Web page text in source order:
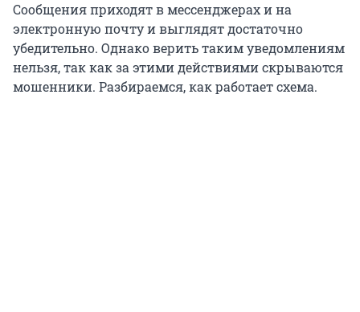
Сообщения приходят в мессенджерах и на
электронную почту и выглядят достаточно
убедительно. Однако верить таким уведомлениям
нельзя, так как за этими действиями скрываются
мошенники. Разбираемся, как работает схема.